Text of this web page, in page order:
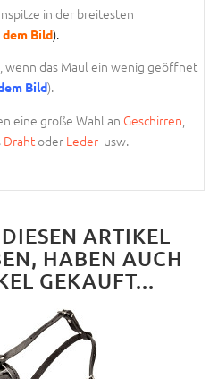
in der breitesten
Bild).
wenn das Maul ein wenig geöffnet
Bild).
eine große Wahl an Geschirren
Drahtoder Leder usw.
ARTIKEL
HABEN AUCH
GEKAUFT...